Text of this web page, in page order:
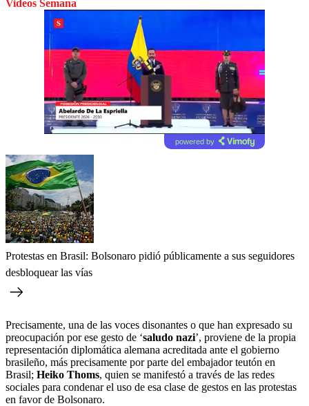
Videos Semana
powered by
Protestas en Brasil: Bolsonaro pidió públicamente a sus seguidores
desbloquear las vías
Precisamente, una de las voces disonantes o que han expresado su
preocupación por ese gesto de ‘saludo nazi’, proviene de la propia
representación diplomática alemana acreditada ante el gobierno
brasileño, más precisamente por parte del embajador teutón en
Brasil; Heiko Thoms, quien se manifestó a través de las redes
sociales para condenar el uso de esa clase de gestos en las protestas
en favor de Bolsonaro.